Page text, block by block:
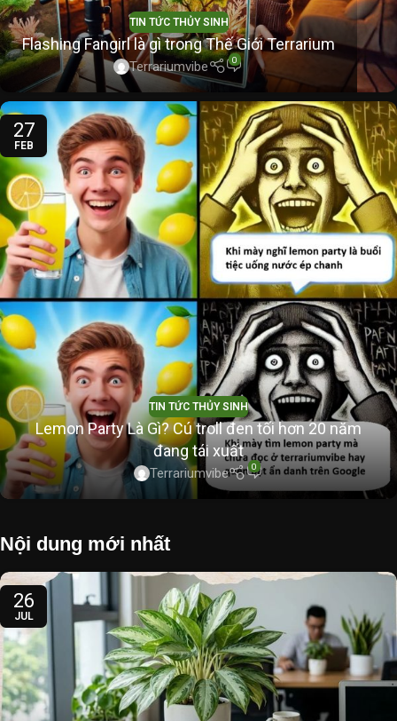
TIN TỨC THỦY SINH
Flashing Fangirl là gì trong Thế Giới Terrarium
Terrariumvibe 0
27
FEB
TIN TỨC THỦY SINH
Lemon Party Là Gì? Cú troll đen tối hơn 20 năm
đang tái xuất
Terrariumvibe 0
Nội dung mới nhất
26
JUL